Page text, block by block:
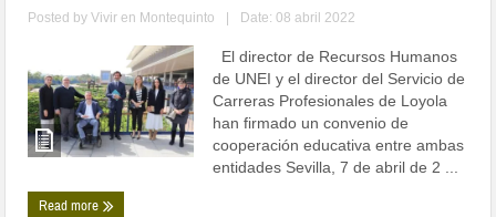
Posted byVivir en Montequinto Date: 08 abril 2022
El director de Recursos Humanos
de UNEI y el director del Servicio de
Carreras Profesionales de Loyola
han firmado un convenio de
cooperación educativa entre ambas
entidades Sevilla, 7 de abril de 2 ...
Read more